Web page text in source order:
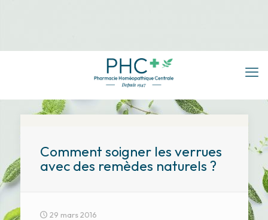
Comment soigner les verrues
avec des remèdes naturels ?
29 mars 2016